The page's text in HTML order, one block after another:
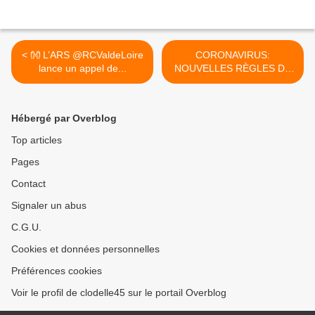
< 👐 L’ARS @RCValdeLoire
lance un appel de...
CORONAVIRUS:
NOUVELLES RÈGLES DE
CONFINEMENT / Sorties,
Hébergé par Overblog
Top articles
Pages
Contact
Signaler un abus
C.G.U.
Cookies et données personnelles
Préférences cookies
Voir le profil de clodelle45 sur le portail Overblog